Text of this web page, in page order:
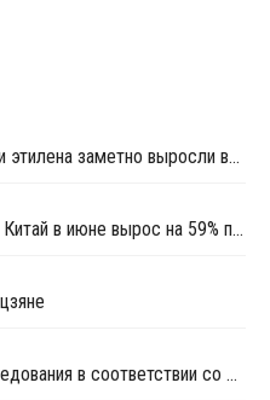
Мировые и китайские котировки этилена заметно выросли во второй половине июля
Импорт этилена в материковый Китай в июне вырос на 59% по сравнению с предыдущим месяцем
США начинают торговые расследования в соответствии со статьей 301 в отношении 16 стран, включая ЕС и Китай